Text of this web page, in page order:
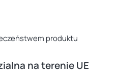
produktu
na terenie UE